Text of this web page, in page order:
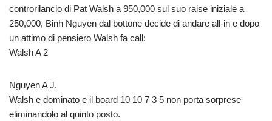
controrilancio di Pat Walsh a 950,000 sul suo raise iniziale a
250,000, Binh Nguyen dal bottone decide di andare all-in e dopo
un attimo di pensiero Walsh fa call:
Walsh A 2
Nguyen A J.
Walsh e dominato e il board 10 10 7 3 5 non porta sorprese
eliminandolo al quinto posto.